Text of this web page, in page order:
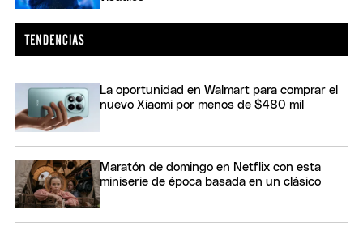
La oportunidad en Walmart para comprar el
nuevo Xiaomi por menos de $480 mil
Maratón de domingo en Netflix con esta
miniserie de época basada en un clásico